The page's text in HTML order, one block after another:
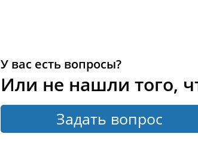
У вас есть вопросы?
Или не нашли того,
Задать вопрос